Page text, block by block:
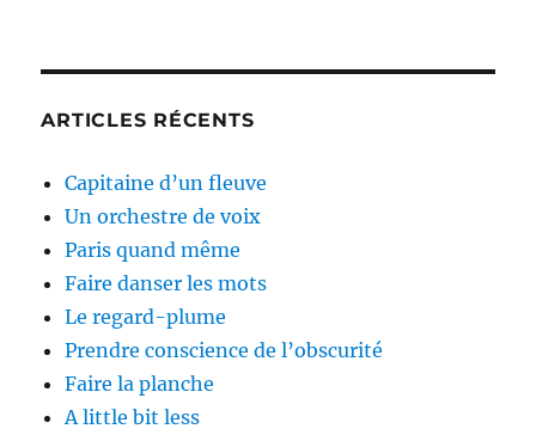
ARTICLES RÉCENTS
Capitaine d’un fleuve
Un orchestre de voix
Paris quand même
Faire danser les mots
Le regard-plume
Prendre conscience de l’obscurité
Faire la planche
A little bit less